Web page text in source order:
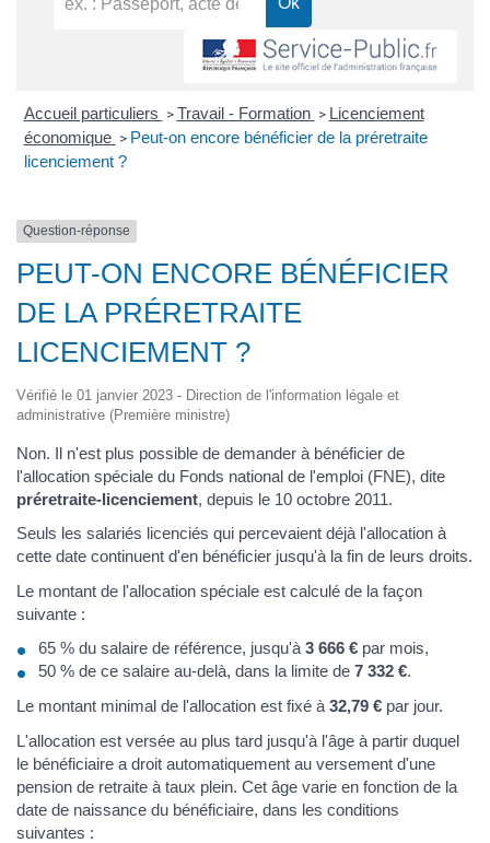
Accueil particuliers > Travail - Formation > Licenciement
économique > Peut-on encore bénéficier de la préretraite
licenciement ?
Question-réponse
PEUT-ON ENCORE BÉNÉFICIER
DE LA PRÉRETRAITE
LICENCIEMENT ?
Vérifié le 01 janvier 2023 - Direction de l'information légale et
administrative (Première ministre)
Non. Il n'est plus possible de demander à bénéficier de
l'allocation spéciale du Fonds national de l'emploi (FNE), dite
préretraite-licenciement, depuis le 10 octobre 2011.
Seuls les salariés licenciés qui percevaient déjà l'allocation à
cette date continuent d'en bénéficier jusqu'à la fin de leurs droits.
Le montant de l'allocation spéciale est calculé de la façon
suivante :
65 % du salaire de référence, jusqu'à 3 666 € par mois,
50 % de ce salaire au-delà, dans la limite de 7 332 €.
Le montant minimal de l'allocation est fixé à 32,79 € par jour.
L'allocation est versée au plus tard jusqu'à l'âge à partir duquel
le bénéficiaire a droit automatiquement au versement d'une
pension de retraite à taux plein. Cet âge varie en fonction de la
date de naissance du bénéficiaire, dans les conditions
suivantes :